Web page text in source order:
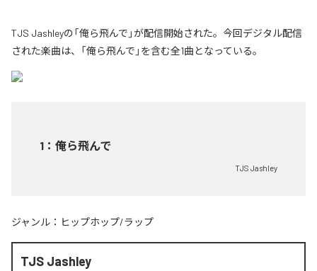
TJS Jashleyの「俺ら飛んで」が配信開始された。今回デジタル配信
された楽曲は、「俺ら飛んで」を含む全1曲となっている。
1 ： 俺ら飛んで
TJS Jashley
ジャンル： ヒップホップ/ラップ
TJS Jashley